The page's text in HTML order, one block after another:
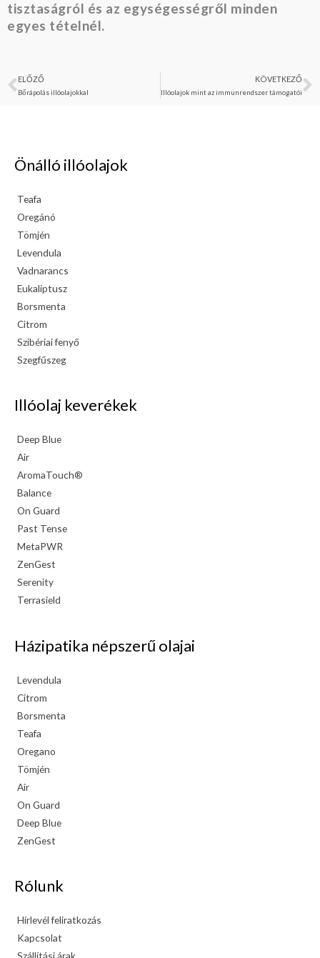
tisztaságról és az egységességről minden
egyes tételnél.
Előző
ELŐZŐ
Bőrápolás illóolajokkal
KÖVETKEZŐ
Illóolajok mint az immunrendszer támogatói
Önálló illóolajok
Teafa
Oregánó
Tömjén
Levendula
Vadnarancs
Eukaliptusz
Borsmenta
Citrom
Szibériai fenyő
Szegfűszeg
Illóolaj keverékek
Deep Blue
Air
AromaTouch®
Balance
On Guard
Past Tense
MetaPWR
ZenGest
Serenity
Terrasield
Házipatika népszerű olajai
Levendula
Citrom
Borsmenta
Teafa
Oregano
Tömjén
Air
On Guard
Deep Blue
ZenGest
Rólunk
Hírlevél feliratkozás
Kapcsolat
Szállítási árak